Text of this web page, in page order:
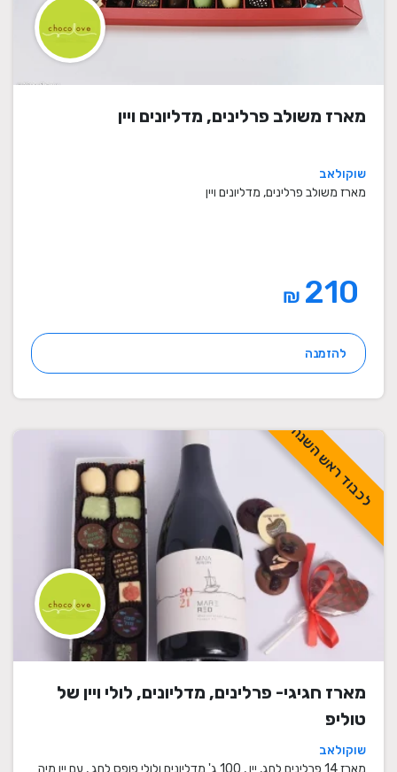
מארז משולב פרלינים, מדליונים ויין
שוקולאב
מארז משולב פרלינים, מדליונים ויין
₪
להזמנה
לכבוד ראש השנה
מארז חגיגי- פרלינים, מדליונים, לולי ויין של
טוליפ
שוקולאב
מארז 14 פרלינים לחג, יין , 100 ג' מדליונים ולולי פופס לחג , עם יין מיה